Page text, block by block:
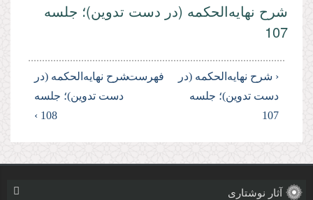
شرح نهایه‌الحکمه (در دست تدوین)؛ جلسه
107
‹ شرح نهایه‌الحکمه (در
دست تدوین)؛ جلسه
107
فهرستشرح نهایه‌الحکمه (در
دست تدوین)؛ جلسه
108 ›
آثار نوشتاری